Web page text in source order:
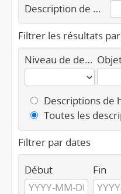
Description de haut niveau
Filtrer les résultats
Niveau de description
Descriptions de
Toutes les
Filtrer par dates
Début Fin